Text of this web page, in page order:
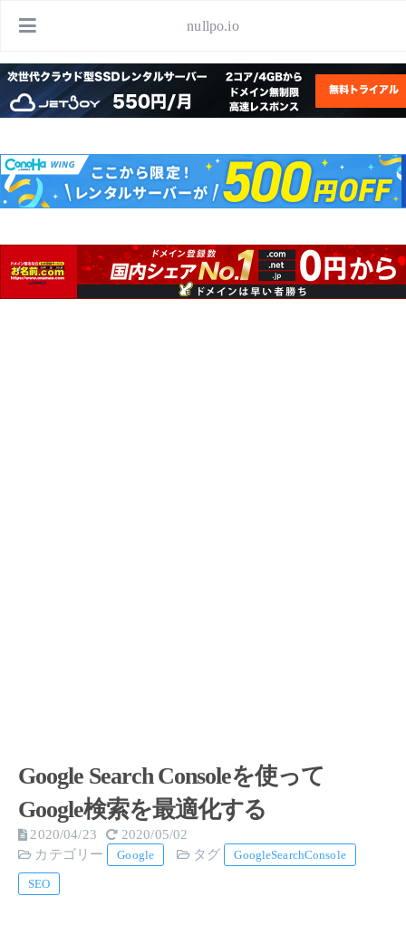
nullpo.io
Google Search Consoleを使って
Google検索を最適化する
2020/04/23
2020/05/02
カテゴリー
Google タグ GoogleSearchConsole
SEO